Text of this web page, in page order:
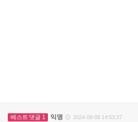
베스트 댓글 1 익명  2024-08-08 14:53:37